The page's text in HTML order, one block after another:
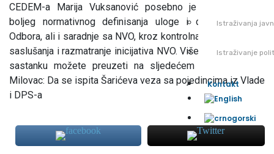
Istraživanja
Istraživanje
Kontakt
CEDEM-a Marija Vuksanović posebno je istakla značaj
boljeg normativnog definisanja uloge i djelokruga rada
Odbora, ali i saradnje sa NVO, kroz kontrolna i konsultativno
saslušanja i razmatranje inicijativa NVO. Više detalja o ovom
sastanku možete preuzeti na sljedećem linku: VIJESTI:
Milovac: Da se ispita Šarićeva veza sa pojedincima iz Vlade
i DPS-a